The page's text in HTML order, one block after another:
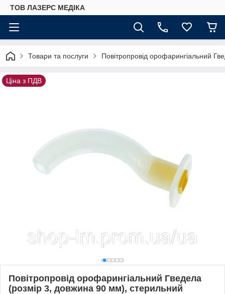
ТОВ ЛАЗЕРС МЕДІКА
Товари та послуги Повітропровід орофарингіальний
Ціна з ПДВ
Повітропровід орофарингіальний Гведела
(розмір 3, довжина 90 мм), стерильний